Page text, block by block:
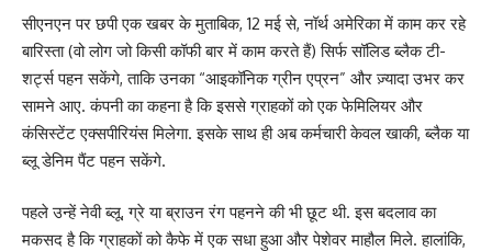
सीएनएन पर छपी एक खबर के मुताबिक, 12 मई से, नॉर्थ अमेरिका में काम कर रहे
बारिस्ता (वो लोग जो किसी कॉफी बार में काम करते हैं) सिर्फ सॉलिड ब्लैक टी-
शर्ट्स पहन सकेंगे, ताकि उनका “आइकॉनिक ग्रीन एप्रन” और ज़्यादा उभर कर
सामने आए. कंपनी का कहना है कि इससे ग्राहकों को एक फेमिलियर और
कंसिस्टेंट एक्सपीरियंस मिलेगा. इसके साथ ही अब कर्मचारी केवल खाकी, ब्लैक या
ब्लू डेनिम पैंट पहन सकेंगे.
पहले उन्हें नेवी ब्लू, ग्रे या ब्राउन रंग पहनने की भी छूट थी. इस बदलाव का
मकसद है कि ग्राहकों को कैफे में एक सधा हुआ और पेशेवर माहौल मिले. हालांकि,